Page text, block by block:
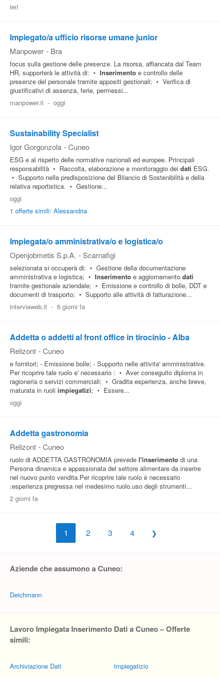
ieri
Impiegato/a ufficio risorse umane junior
Manpower - Bra
focus sulla gestione delle presenze. La risorsa, affiancata dal Team
HR, supporterà le attività di: • Inserimento e controllo delle
presenze del personale tramite appositi gestionali; • Verifica di
giustificativi di assenza, ferie, permessi...
manpower.it - oggi
Sustainability Specialist
Igor Gorgonzola - Cuneo
ESG e al rispetto delle normative nazionali ed europee. Principali
responsabilità • Raccolta, elaborazione e monitoraggio dei dati ESG.
• Supporto nella predisposizione del Bilancio di Sostenibilità e della
relativa reportistica. • Gestione...
oggi
1 offerte simili: Alessandria
Impiegata/o amministrativa/o e logistica/o
Openjobmetis S.p.A. - Scarnafigi
selezionata si occuperà di: • Gestione della documentazione
amministrativa e logistica; • Inserimento e aggiornamento dati
tramite gestionale aziendale; • Emissione e controllo di bolle, DDT e
documenti di trasporto; • Supporto alle attività di fatturazione...
intervieweb.it - 6 giorni fa
Addetta o addetti al front office in tirocinio - Alba
Relizont - Cuneo
e fornitori; - Emissione bolle; - Supporto nelle attivita' amministrative.
Per ricoprire tale ruolo e' necessario : • Aver conseguito diploma in
ragioneria o servizi commerciali; • Gradita esperienza, anche breve,
maturata in ruoli impiegatizi; • Essere...
oggi
Addetta gastronomia
Relizont - Cuneo
ruolo di ADDETTA GASTRONOMIA prevede l'inserimento di una
Persona dinamica e appassionata del settore alimentare da inserire
nel nuovo punto vendita.Per ricoprire tale ruolo è necessario
:esperienza pregressa nel medesimo ruolo.uso degli strumenti...
2 giorni fa
1 2 3 4
Aziende che assumono a Cuneo:
Deichmann
Lavoro Impiegata Inserimento Dati a Cuneo – Offerte
simili:
Archiviazione Dati Impiegatizio